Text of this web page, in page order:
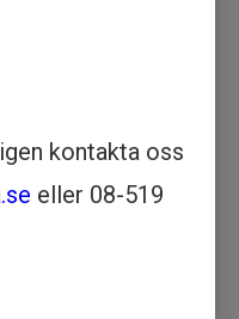
för
och
online
kontakta oss
eller 08-519